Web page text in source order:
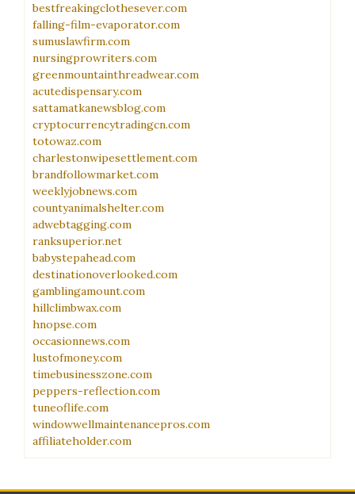
bestfreakingclothesever.com
falling-film-evaporator.com
sumuslawfirm.com
nursingprowriters.com
greenmountainthreadwear.com
acutedispensary.com
sattamatkanewsblog.com
cryptocurrencytradingcn.com
totowaz.com
charlestonwipesettlement.com
brandfollowmarket.com
weeklyjobnews.com
countyanimalshelter.com
adwebtagging.com
ranksuperior.net
babystepahead.com
destinationoverlooked.com
gamblingamount.com
hillclimbwax.com
hnopse.com
occasionnews.com
lustofmoney.com
timebusinesszone.com
peppers-reflection.com
tuneoflife.com
windowwellmaintenancepros.com
affiliateholder.com